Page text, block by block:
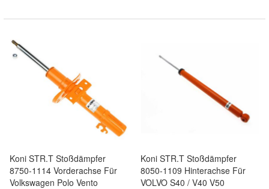
Koni STR.T Stoßdämpfer
8750-1114 Vorderachse Für
Volkswagen Polo Vento
Koni STR.T Stoßdämpfer
8050-1109 Hinterachse Für
VOLVO S40 / V40 V50